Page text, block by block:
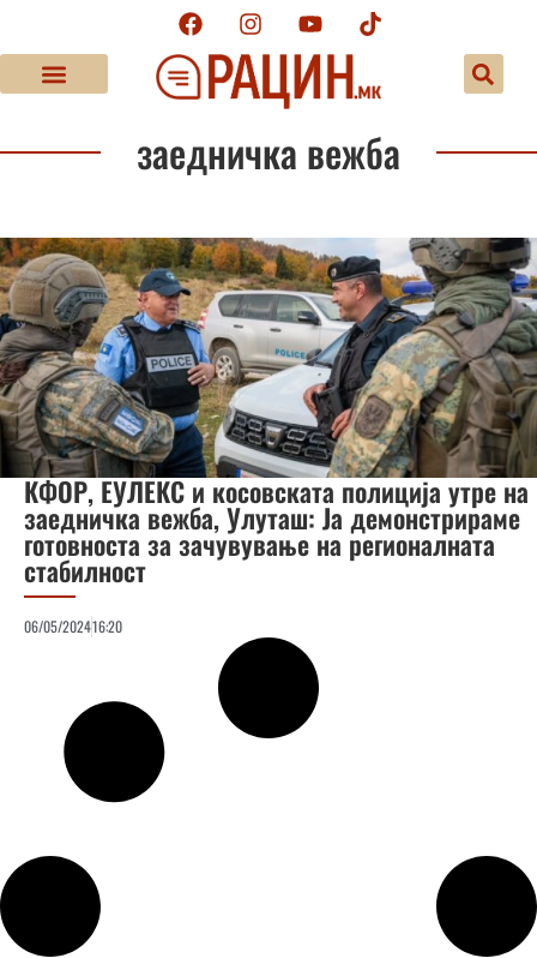
заедничка вежба
КФОР, ЕУЛЕКС и косовската полиција утре на
заедничка вежба, Улуташ: Ја демонстрираме
готовноста за зачувување на регионалната
стабилност
06/05/202416:20